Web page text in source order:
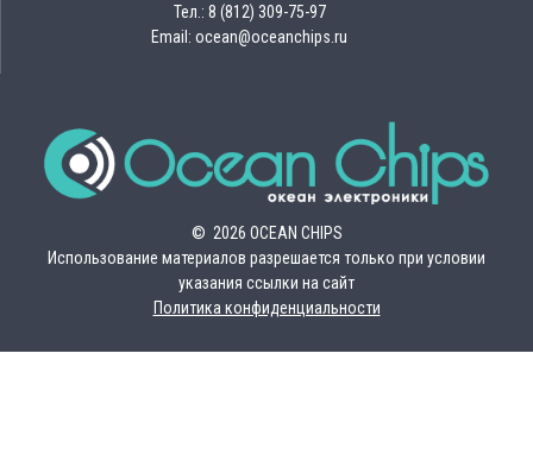
Тел.: 8 (812) 309-75-97
Email: ocean@oceanchips.ru
© 2026 OCEAN CHIPS
Использование материалов разрешается только при условии
указания ссылки на сайт
Политика конфиденциальности